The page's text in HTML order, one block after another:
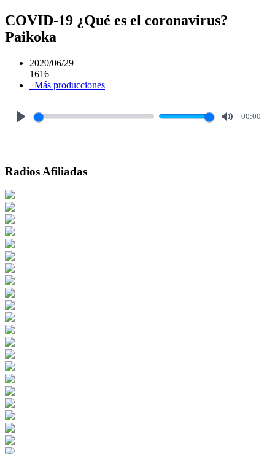
COVID-19 ¿Qué es el coronavirus?
Paikoka
2020/06/29
1616
Más producciones
00:00
Radios Afiliadas